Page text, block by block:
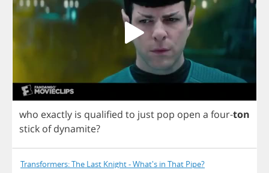
who exactly is qualified to just pop open a four-ton
stick of dynamite?
Transformers: The Last Knight - What's in That Pipe?